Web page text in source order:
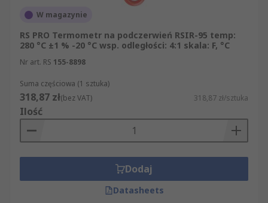
W magazynie
RS PRO Termometr na podczerwień RSIR-95 temp:
280 °C ±1 % -20 °C wsp. odległości: 4:1 skala: F, °C
Nr art. RS 155-8898
Suma częściowa (1 sztuka)
318,87 zł(bez VAT) 318,87 zł/sztuka
Ilość
Dodaj
Datasheets